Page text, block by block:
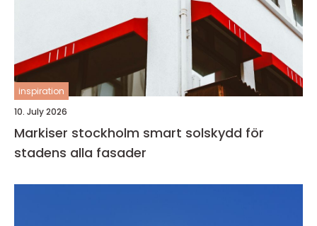
inspiration
10. July 2026
Markiser stockholm smart solskydd för
stadens alla fasader